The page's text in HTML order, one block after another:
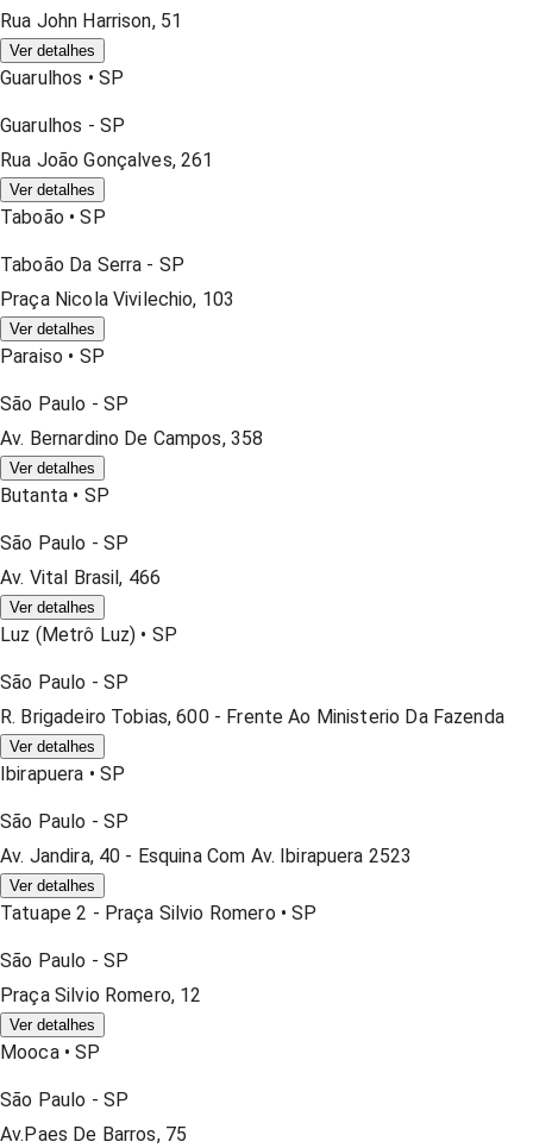
Rua John Harrison, 51
Ver detalhes
Guarulhos • SP
Guarulhos - SP
Rua João Gonçalves, 261
Ver detalhes
Taboão • SP
Taboão Da Serra - SP
Praça Nicola Vivilechio, 103
Ver detalhes
Paraiso • SP
São Paulo - SP
Av. Bernardino De Campos, 358
Ver detalhes
Butanta • SP
São Paulo - SP
Av. Vital Brasil, 466
Ver detalhes
Luz (metrô Luz) • SP
São Paulo - SP
R. Brigadeiro Tobias, 600 - Frente Ao Ministerio Da Fazenda
Ver detalhes
Ibirapuera • SP
São Paulo - SP
Av. Jandira, 40 - Esquina Com Av. Ibirapuera 2523
Ver detalhes
Tatuape 2 - Praça Silvio Romero • SP
São Paulo - SP
Praça Silvio Romero, 12
Ver detalhes
Mooca• SP
São Paulo - SP
Av.Paes De Barros, 75